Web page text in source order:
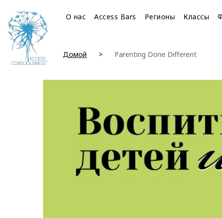
О нас Access Bars Регионы Классы
Домой Parenting Done Different